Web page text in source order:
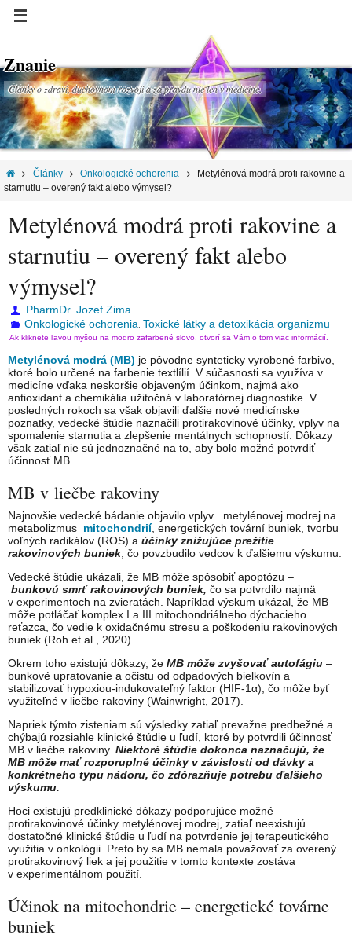
Znanie
Články o zdraví, duchovnom rozvoji a za pravdu nie len v medicíne.
Články Onkologické ochorenia
Metylénová modrá proti rakovine a
starnutiu – overený fakt alebo výmysel?
Metylénová modrá proti rakovine a
starnutiu – overený fakt alebo
výmysel?
PharmDr. Jozef Zima
Onkologické ochorenia Toxické látky a detoxikácia organizmu
Ak kliknete ľavou myšou na modro zafarbené slovo, otvorí sa Vám o tom viac informácií.
Metylénová modrá (MB) je pôvodne synteticky vyrobené farbivo,
ktoré bolo určené na farbenie textlílií. V súčasnosti sa využíva v
medicíne vďaka neskoršie objaveným účinkom, najmä ako
antioxidant a chemikália užitočná v laboratórnej diagnostike. V
posledných rokoch sa však objavili ďalšie nové medicínske
poznatky, vedecké štúdie naznačili protirakovinové účinky, vplyv na
spomalenie starnutia a zlepšenie mentálnych schopností. Dôkazy
však zatiaľ nie sú jednoznačné na to, aby bolo možné potvrdiť
účinnosť MB.
MB v liečbe rakoviny
Najnovšie vedecké bádanie objavilo vplyv metylénovej modrej na
metabolizmus mitochondrií, energetických tovární buniek, tvorbu
voľných radikálov (ROS) a účinky znižujúce prežitie
rakovinových buniek , čo povzbudilo vedcov k ďalšiemu výskumu.
Vedecké štúdie ukázali, že MB môže spôsobiť apoptózu –
bunkovú smrť rakovinových buniek, čo sa potvrdilo najmä
v experimentoch na zvieratách. Napríklad výskum ukázal, že MB
môže potláčať komplex I a III mitochondriálneho dýchacieho
reťazca, čo vedie k oxidačnému stresu a poškodeniu rakovinových
buniek (Roh et al., 2020).
Okrem toho existujú dôkazy, že MB môže zvyšovať autofágiu –
bunkové upratovanie a očistu od odpadových bielkovín a
stabilizovať hypoxiou-indukovateľný faktor (HIF-1α), čo môže byť
využiteľné v liečbe rakoviny (Wainwright, 2017).
Napriek týmto zisteniam sú výsledky zatiaľ prevažne predbežné a
chýbajú rozsiahle klinické štúdie u ľudí, ktoré by potvrdili účinnosť
MB v liečbe rakoviny. Niektoré štúdie dokonca naznačujú, že
MB môže mať rozporuplné účinky v závislosti od dávky a
konkrétneho typu nádoru, čo zdôrazňuje potrebu ďalšieho
výskumu.
Hoci existujú predklinické dôkazy podporujúce možné
protirakovinové účinky metylénovej modrej, zatiaľ neexistujú
dostatočné klinické štúdie u ľudí na potvrdenie jej terapeutického
využitia v onkológii. Preto by sa MB nemala považovať za overený
protirakovinový liek a jej použitie v tomto kontexte zostáva
v experimentálnom použití.
Účinok na mitochondrie – energetické továrne
buniek